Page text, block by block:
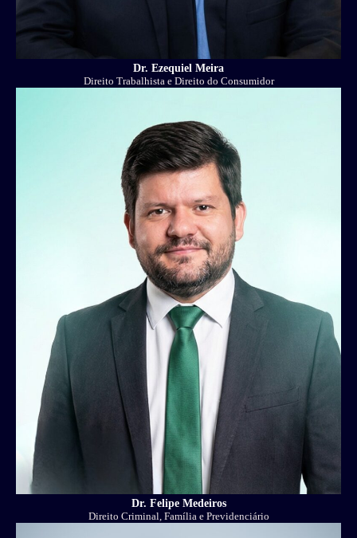
Dr. Ezequiel Meira
Direito Trabalhista e Direito do Consumidor
Dr. Felipe Medeiros
Direito Criminal, Família e Previdenciário